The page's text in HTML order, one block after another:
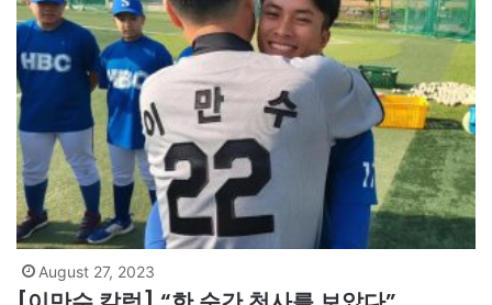
August 27, 2023